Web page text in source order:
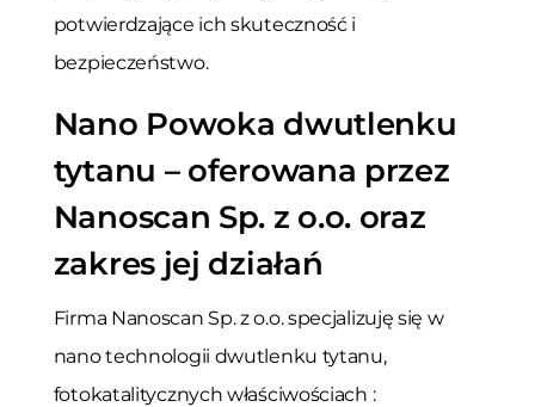
potwierdzające ich skuteczność i
bezpieczeństwo.
Nano Powoka dwutlenku
tytanu – oferowana przez
Nanoscan Sp. z o.o. oraz
zakres jej działań
Firma Nanoscan Sp. z o.o. specjalizuję się w
nano technologii dwutlenku tytanu,
fotokatalitycznych właściwościach :